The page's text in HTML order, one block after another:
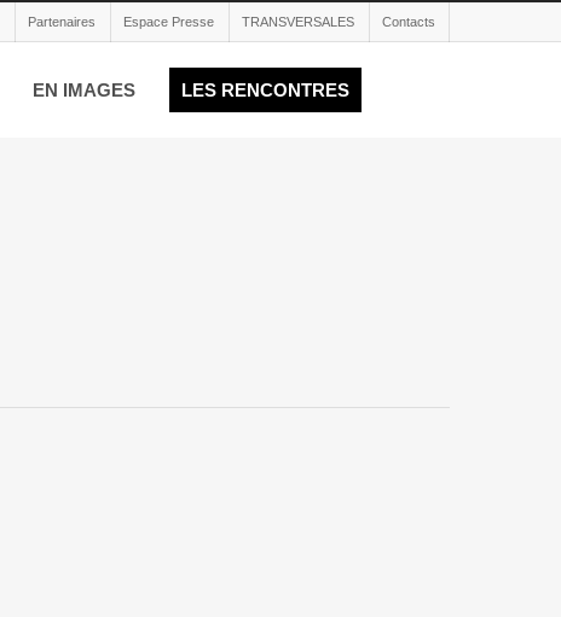
Partenaires Espace Presse TRANSVERSALES Contacts
EN IMAGES LES RENCONTRES